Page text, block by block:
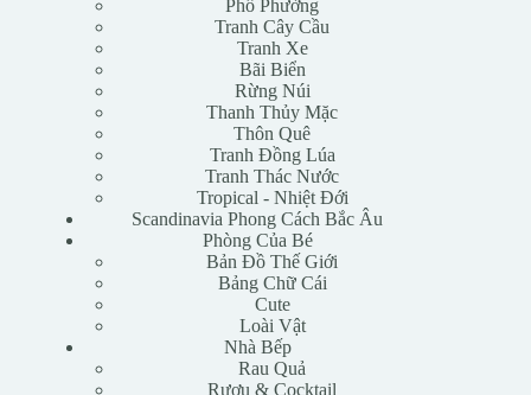
Phố Phường
Tranh Cây Cầu
Tranh Xe
Bãi Biển
Rừng Núi
Thanh Thủy Mặc
Thôn Quê
Tranh Đồng Lúa
Tranh Thác Nước
Tropical - Nhiệt Đới
Scandinavia Phong Cách Bắc Âu
Phòng Của Bé
Bản Đồ Thế Giới
Bảng Chữ Cái
Cute
Loài Vật
Nhà Bếp
Rau Quả
Rượu & Cocktail